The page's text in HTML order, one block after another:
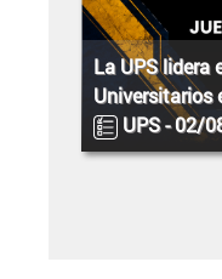
La UPS lidera
Universitarios
UPS -02/